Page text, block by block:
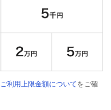
ご利用上限金額についてをご確